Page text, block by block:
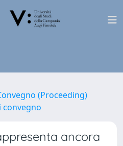
(Proceeding)
convegno
ancora